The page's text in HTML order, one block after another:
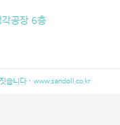
공장 6층
습니다 · www.sandoll.co.kr